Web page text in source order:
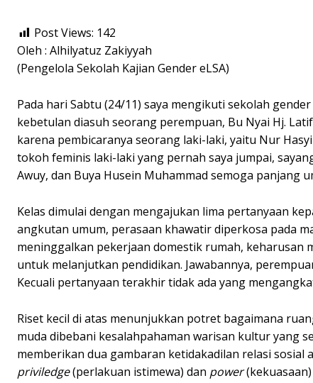
Post Views: 142
Oleh : Alhilyatuz Zakiyyah
(Pengelola Sekolah Kajian Gender eLSA)
Pada hari Sabtu (24/11) saya mengikuti sekolah
kebetulan diasuh seorang perempuan, Bu Nyai Hj.
karena pembicaranya seorang laki-laki, yaitu Nur
tokoh feminis laki-laki yang pernah saya jumpai,
Awuy, dan Buya Husein Muhammad semoga panjang
Kelas dimulai dengan mengajukan lima pertanyaan
angkutan umum, perasaan khawatir diperkosa pada
meninggalkan pekerjaan domestik rumah, keharusan
untuk melanjutkan pendidikan. Jawabannya,
Kecuali pertanyaan terakhir tidak ada yang
Riset kecil di atas menunjukkan potret bagaimana
muda dibebani kesalahpahaman warisan kultur yang
memberikan dua gambaran ketidakadilan relasi
priviledge(perlakuan istimewa) dan power